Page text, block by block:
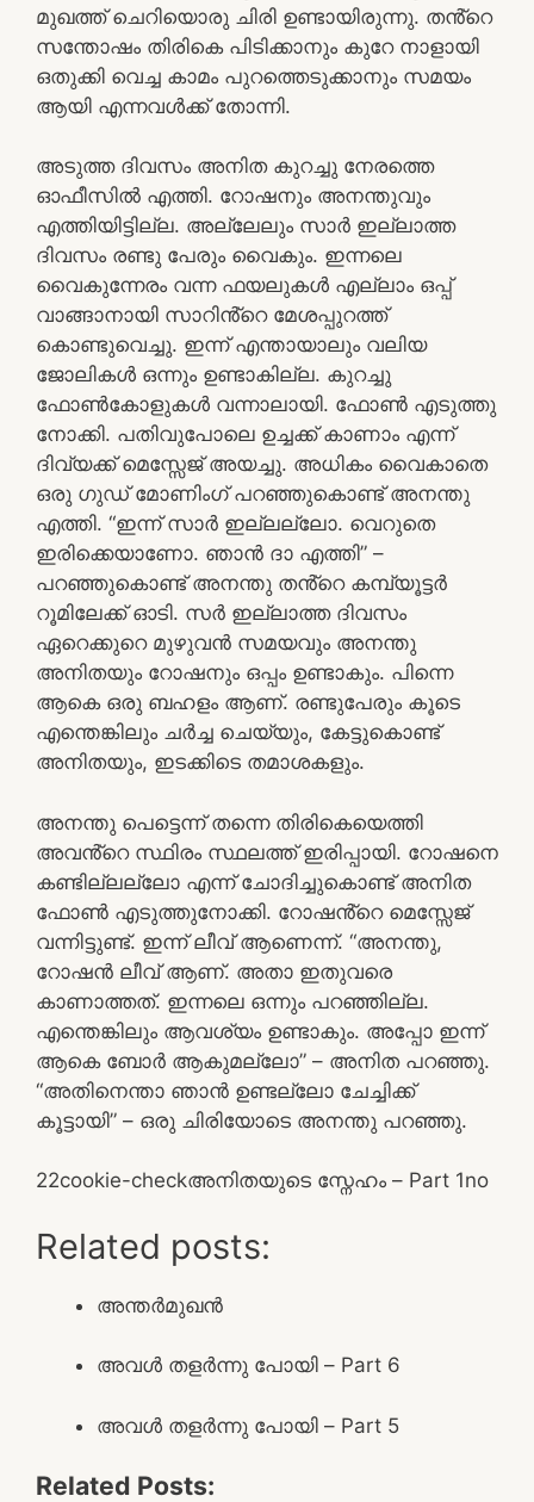
മുഖത്ത് ചെറിയൊരു ചിരി ഉണ്ടായിരുന്നു. തൻ്റെ
സന്തോഷം തിരികെ പിടിക്കാനും കുറേ നാളായി
ഒതുക്കി വെച്ച കാമം പുറത്തെടുക്കാനും സമയം
ആയി എന്നവൾക്ക് തോന്നി.
അടുത്ത ദിവസം അനിത കുറച്ചു നേരത്തെ
ഓഫീസിൽ എത്തി. റോഷനും അനന്തുവും
എത്തിയിട്ടില്ല. അല്ലേലും സാർ ഇല്ലാത്ത
ദിവസം രണ്ടു പേരും വൈകും. ഇന്നലെ
വൈകുന്നേരം വന്ന ഫയലുകൾ എല്ലാം ഒപ്പ്
വാങ്ങാനായി സാറിൻ്റെ മേശപ്പുറത്ത്
കൊണ്ടുവെച്ചു. ഇന്ന് എന്തായാലും വലിയ
ജോലികൾ ഒന്നും ഉണ്ടാകില്ല. കുറച്ചു
ഫോൺകോളുകൾ വന്നാലായി. ഫോൺ എടുത്തു
നോക്കി. പതിവുപോലെ ഉച്ചക്ക് കാണാം എന്ന്
ദിവ്യക്ക് മെസ്സേജ് അയച്ചു. അധികം വൈകാതെ
ഒരു ഗുഡ് മോണിംഗ് പറഞ്ഞുകൊണ്ട് അനന്തു
എത്തി. “ഇന്ന് സാർ ഇല്ലല്ലോ. വെറുതെ
ഇരിക്കെയാണോ. ഞാൻ ദാ എത്തി” –
പറഞ്ഞുകൊണ്ട് അനന്തു തൻ്റെ കമ്പ്യൂട്ടർ
റൂമിലേക്ക് ഓടി. സർ ഇല്ലാത്ത ദിവസം
ഏറെക്കുറെ മുഴുവൻ സമയവും അനന്തു
അനിതയും റോഷനും ഒപ്പം ഉണ്ടാകും. പിന്നെ
ആകെ ഒരു ബഹളം ആണ്. രണ്ടുപേരും കൂടെ
എന്തെങ്കിലും ചർച്ച ചെയ്യും, കേട്ടുകൊണ്ട്
അനിതയും, ഇടക്കിടെ തമാശകളും.
അനന്തു പെട്ടെന്ന് തന്നെ തിരികെയെത്തി
അവൻ്റെ സ്ഥിരം സ്ഥലത്ത് ഇരിപ്പായി. റോഷനെ
കണ്ടില്ലല്ലോ എന്ന് ചോദിച്ചുകൊണ്ട് അനിത
ഫോൺ എടുത്തുനോക്കി. റോഷൻ്റെ മെസ്സേജ്
വന്നിട്ടുണ്ട്. ഇന്ന് ലീവ് ആണെന്ന്. “അനന്തു,
റോഷൻ ലീവ് ആണ്. അതാ ഇതുവരെ
കാണാത്തത്. ഇന്നലെ ഒന്നും പറഞ്ഞില്ല.
എന്തെങ്കിലും ആവശ്യം ഉണ്ടാകും. അപ്പോ ഇന്ന്
ആകെ ബോർ ആകുമല്ലോ” – അനിത പറഞ്ഞു.
“അതിനെന്താ ഞാൻ ഉണ്ടല്ലോ ചേച്ചിക്ക്
കൂട്ടായി” – ഒരു ചിരിയോടെ അനന്തു പറഞ്ഞു.
22cookie-checkഅനിതയുടെ സ്നേഹം – Part 1no
Related posts:
അന്തർമുഖൻ
അവൾ തളർന്നു പോയി – Part 6
അവൾ തളർന്നു പോയി – Part 5
Related Posts: